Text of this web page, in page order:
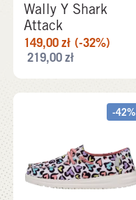
Wally Y Shark
Attack
149,00zł (-32%)
219,00zł
-42%